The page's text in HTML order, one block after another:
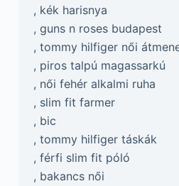
, kék harisnya
, guns n roses budapest
, tommy hilfiger női
, piros talpú magassarkú
, női fehér alkalmi ruha
, slim fit farmer
, bic
, tommy hilfiger táskák
, férfi slim fit póló
, bakancs női